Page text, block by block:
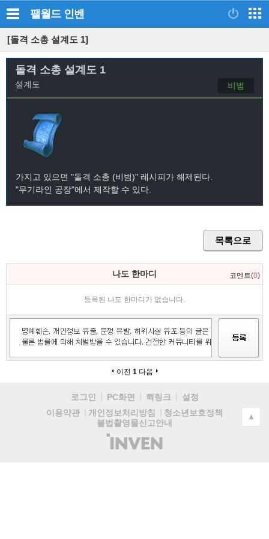
팰월드 인벤
[돌격 소총 설계도 1]
돌격 소총 설계도 1
설계도 비범
가지고 있으면 "돌격 소총 (비범)" 레시피가 해제된다.
"무기라인 공장"에서 제작할 수 있다.
목록으로
나도 한마디 코멘트(0)
등록된 나도 한마디가 없습니다.
이전 1 다음
로그인 PC화면 퀵링크
설정
이용약관
개인정보처리방침
청소년보호정책
불법촬영물신고안내
(주)
인
▲